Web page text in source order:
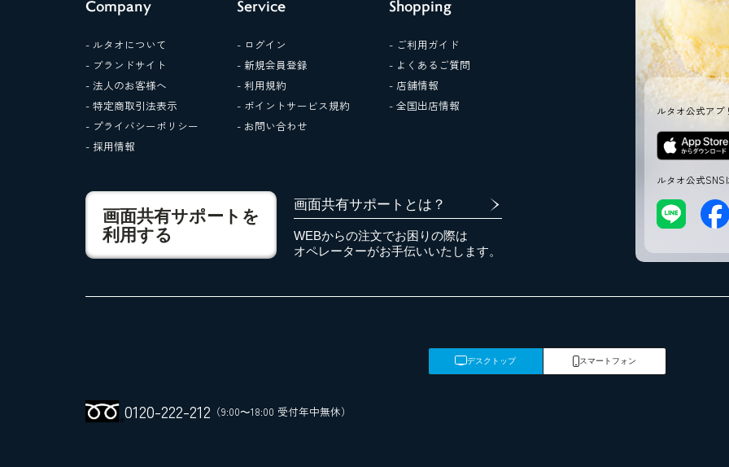
ルタオ公式アプ
ルタオ公式SNS
Company
- ルタオについて
- ブランドサイト
- 法人のお客様へ
- 特定商取引法表示
- プライバシーポリシー
- 採用情報
Service
- ログイン
- 新規会員登録
- 利用規約
- ポイントサービス規約
- お問い合わせ
Shopping
- ご利用ガイド
- よくあるご質問
- 店舗情報
- 全国出店情報
画面共有サポートを
利用する
画面共有サポートとは？
WEBからの注文でお困りの際は
オペレーターがお手伝いいたします。
デスクトップ スマートフォン
0120-222-212 （9:00～18:00 受付年中無休）